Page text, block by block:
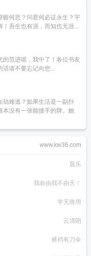
蝣何悲？问君何必证永生？宇
吾生也有涯，而知也无涯...
的范进噫，我中了！各位书友
话请不要忘记向您...
劫难逃？如果生活是一副扑
本没有一张能接手的牌。她
www.kw36.com
晨乐
我命由我不由天！
学无致用
云清朗
裤裆有刀伞